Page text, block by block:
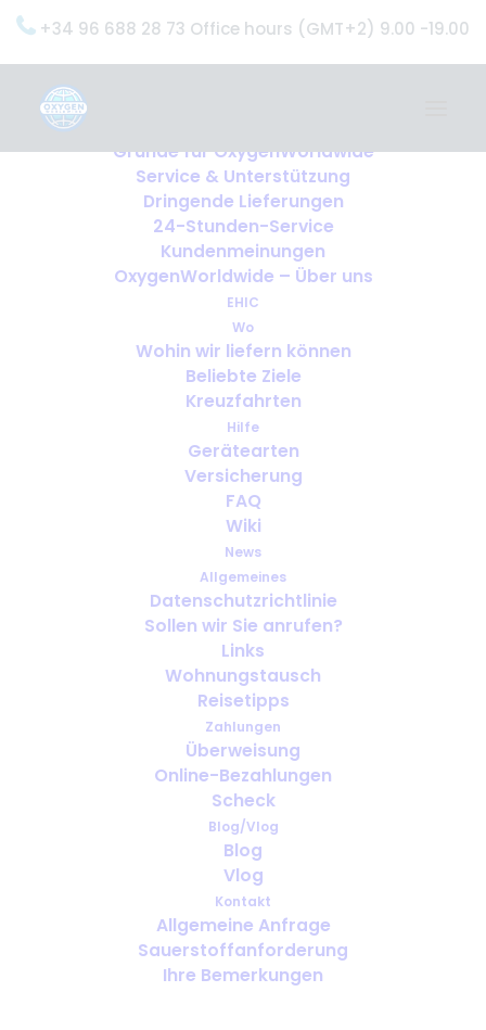
+34 96 688 28 73 Office hours (GMT+2) 9.00 -19.00
Gründe für OxygenWorldwide
Service & Unterstützung
Dringende Lieferungen
24-Stunden-Service
Kundenmeinungen
OxygenWorldwide – Über uns
EHIC
Wo
Wohin wir liefern können
Beliebte Ziele
Kreuzfahrten
Hilfe
Gerätearten
Versicherung
FAQ
Wiki
News
Allgemeines
Datenschutzrichtlinie
Sollen wir Sie anrufen?
Links
Wohnungstausch
Reisetipps
Zahlungen
Überweisung
Online-Bezahlungen
Scheck
Blog/Vlog
Blog
Vlog
Kontakt
Allgemeine Anfrage
Sauerstoffanforderung
Ihre Bemerkungen
Reiseversicherung für
Sauerstoffnutzer: Was jeder
Reisende prüfen sollte